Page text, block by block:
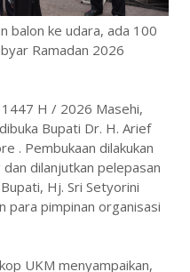
balon ke udara, ada 100
Ramadan 2026
H / 2026 Masehi,
Bupati Dr. H. Arief
. Pembukaan dilakukan
dilanjutkan pelepasan
Hj. Sri Setyorini
para pimpinan organisasi
UKM menyampaikan,